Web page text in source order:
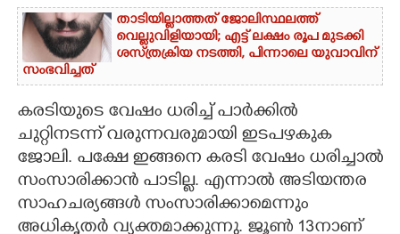
താടിയില്ലാത്തത് ജോലിസ്ഥലത്ത്
വെല്ലുവിളിയായി; എട്ട് ലക്ഷം രൂപ മുടക്കി
ശസ്‌ത്രക്രിയ നടത്തി, പിന്നാലെ യുവാവിന്
സംഭവിച്ചത്
കരടിയുടെ വേഷം ധരിച്ച് പാർക്കിൽ
ചുറ്റിനടന്ന് വരുന്നവരുമായി ഇടപഴകുക
ജോലി. പക്ഷേ ഇങ്ങനെ കരടി വേഷം ധരിച്ചാൽ
സംസാരിക്കാൻ പാടില്ല. എന്നാൽ അടിയന്തര
സാഹചര്യങ്ങൾ സംസാരിക്കാമെന്നും
അധികൃതർ വ്യക്തമാക്കുന്നു. ജൂൺ 13നാണ്